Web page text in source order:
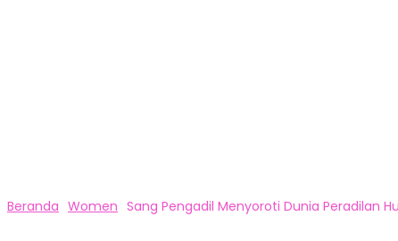
Beranda Women Sang Pengadil Menyoroti Dunia Peradilan